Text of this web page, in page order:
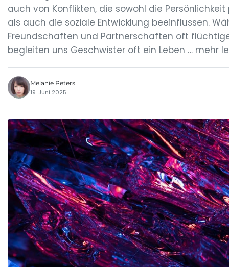
auch von Konflikten, die sowohl die
als auch die soziale Entwicklung beeinflussen.
Freundschaften und Partnerschaften oft
begleiten uns Geschwister oft ein Leben … mehr
Melanie Peters
19. Juni 2025